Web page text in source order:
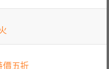
價五折